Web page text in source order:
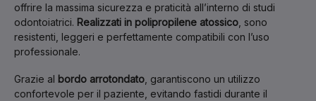
offrire la massima sicurezza e praticità all’interno di studi
odontoiatrici. Realizzati in polipropilene atossico, sono
resistenti, leggeri e perfettamente compatibili con l’uso
professionale.
Grazie al bordo arrotondato , garantiscono un utilizzo
confortevole per il paziente, evitando fastidi durante il